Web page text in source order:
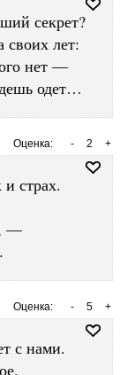
секрет?
лет:
нет —
одет…
Оценка: +
2
-
страх.
—
Оценка: +
5
-
с нами.